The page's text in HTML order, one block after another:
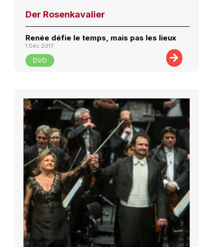
Der Rosenkavalier
Renée défie le temps, mais pas les lieux
1 Déc 2017
DVD